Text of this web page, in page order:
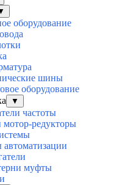
оборудование
шины
оборудование
▼
частоты
мотор-редукторы
муфты